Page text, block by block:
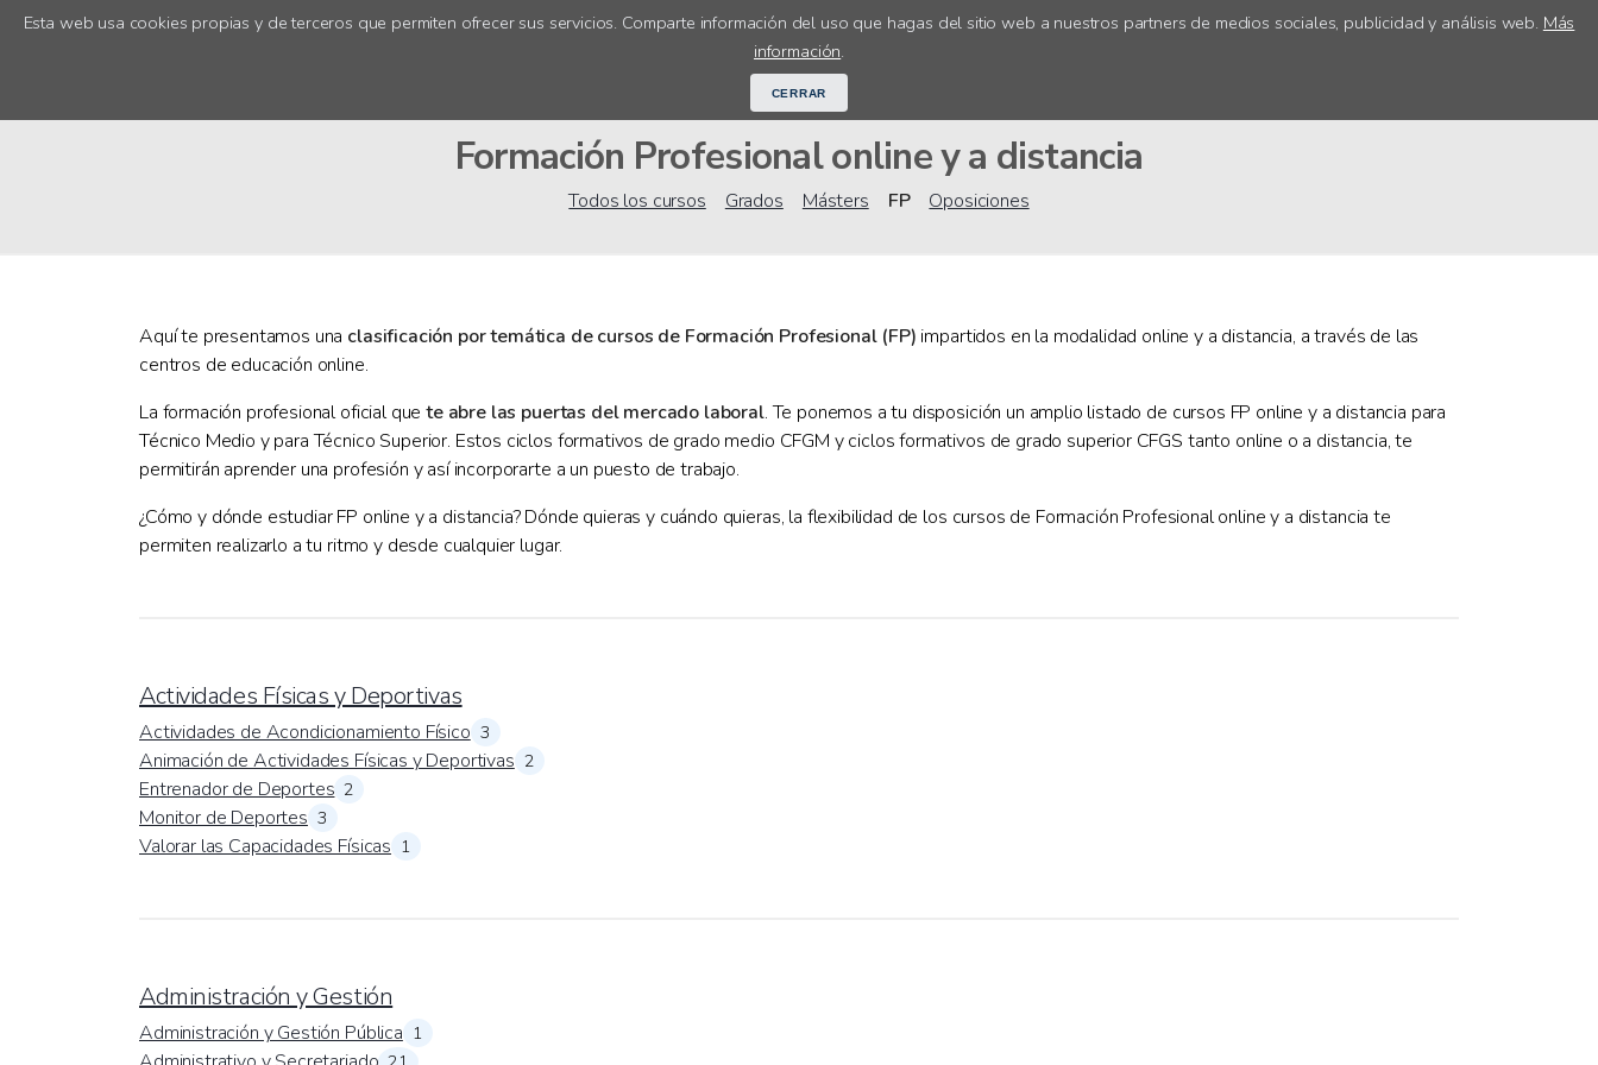
Esta web usa cookies propias y de terceros que permiten ofrecer sus servicios. Comparte información del uso que hagas del sitio web a nuestros partners de medios sociales, publicidad y análisis web. Más
información.
CERRAR
Cursos online Orientación académica Acceso centros
Formación Profesional online y a distancia
Todos los cursos Grados Másters FP Oposiciones
Aquí te presentamos una clasificación por temática de cursos de Formación Profesional (FP) impartidos en la modalidad online y a distancia, a través de las
centros de educación online.
La formación profesional oficial quete abre las puertas del mercado laboral. Te ponemos a tu disposición un amplio listado de cursos FP online y a distancia para
Técnico Medio y para Técnico Superior. Estos ciclos formativos de grado medio CFGM y ciclos formativos de grado superior CFGS tanto online o a distancia, te
permitirán aprender una profesión y así incorporarte a un puesto de trabajo.
¿Cómo y dónde estudiar FP online y a distancia? Dónde quieras y cuándo quieras, la flexibilidad de los cursos de Formación Profesional online y a distancia te
permiten realizarlo a tu ritmo y desde cualquier lugar.
Actividades Físicas y Deportivas
Actividades de Acondicionamiento Físico 3
Animación de Actividades Físicas y Deportivas 2
Entrenador de Deportes 2
Monitor de Deportes 3
Valorar las Capacidades Físicas 1
Administración y Gestión
Administración y Gestión Pública 1